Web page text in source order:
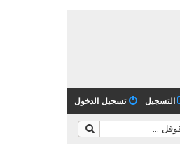
تسجيل الدخول التسجيل